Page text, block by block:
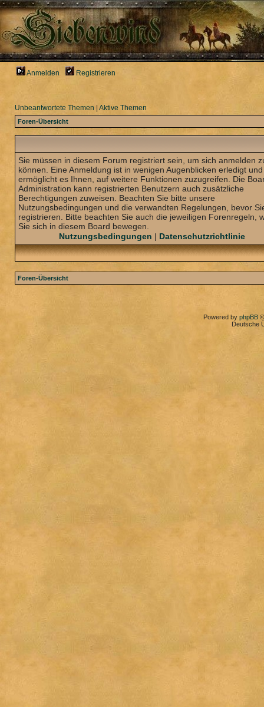
Anmelden Registrieren
Unbeantwortete Themen Aktive Themen
Foren-Übersicht
Sie müssen in diesem Forum registriert sein, um sich anmelden
können. Eine Anmeldung ist in wenigen Augenblicken erledigt und
ermöglicht es Ihnen, auf weitere Funktionen zuzugreifen. Die
Administration kann registrierten Benutzern auch zusätzliche
Berechtigungen zuweisen. Beachten Sie bitte unsere
Nutzungsbedingungen und die verwandten Regelungen, bevor
registrieren. Bitte beachten Sie auch die jeweiligen Forenregeln,
Sie sich in diesem Board bewegen.
Nutzungsbedingungen | Datenschutzrichtlinie
Foren-Übersicht
Powered by phpBB
Deutsche